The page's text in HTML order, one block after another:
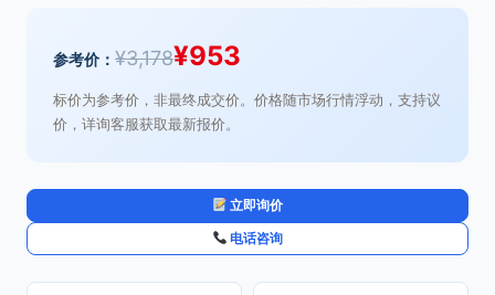
参考价： ¥3,178¥953
标价为参考价，非最终成交价。价格随市场行情浮动，支持议
价，详询客服获取最新报价。
立即询价
电话咨询